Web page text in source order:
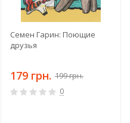
Семен Гарин: Поющие
друзья
179 грн. 199 грн.
0